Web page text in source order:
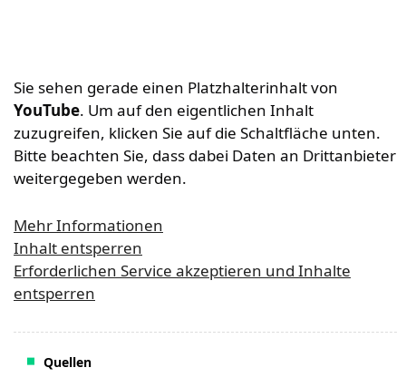
Sie sehen gerade einen Platzhalterinhalt von
YouTube. Um auf den eigentlichen Inhalt
zuzugreifen, klicken Sie auf die Schaltfläche unten.
Bitte beachten Sie, dass dabei Daten an Drittanbieter
weitergegeben werden.
Mehr Informationen
Inhalt entsperren
Erforderlichen Service akzeptieren und Inhalte
entsperren
Quellen